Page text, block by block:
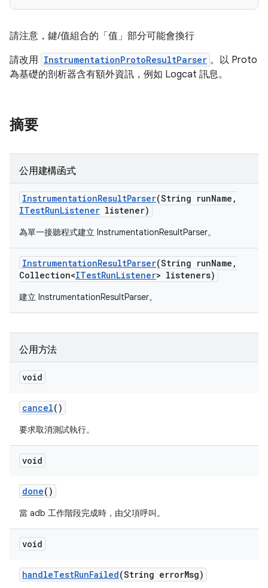
請注意，鍵/值組合的「值」部分可能會換行
請改用 InstrumentationProtoResultParser 。以 Proto
為基礎的剖析器含有額外資訊，例如 Logcat 訊息。
摘要
公用建構函式
InstrumentationResultParser(String runName ,
ITestRunListener listener)
為單一接聽程式建立 InstrumentationResultParser。
InstrumentationResultParser(String runName ,
Collection<ITestRunListener> listeners)
建立 InstrumentationResultParser。
公用方法
void
cancel()
要求取消測試執行。
void
done()
當 adb 工作階段完成時，由父項呼叫。
void
handleTestRunFailed(String errorMsg)